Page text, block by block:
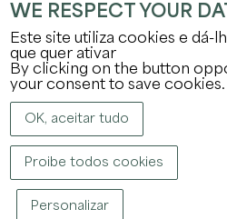
Área de
Empregos e
Política de
DIREITOS DE AUTOR ©
WE RESPECT YOUR
Este site utiliza cookies e dá-
que quer ativar
By clicking on the button
your consent to save cookies.
OK, aceitar tudo
Proibe todos cookies
Personalizar